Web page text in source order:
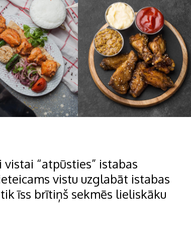
“atpūsties” istabas
vistu uzglabāt istabas
īss brītiņš sekmēs lieliskāku